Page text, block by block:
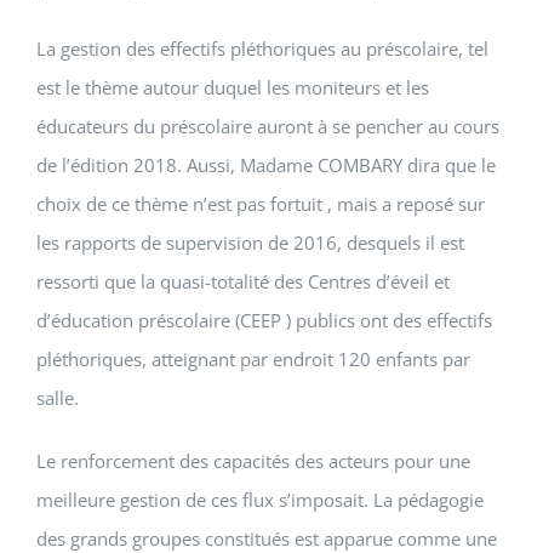
La gestion des effectifs pléthoriques au préscolaire, tel
est le thème autour duquel les moniteurs et les
éducateurs du préscolaire auront à se pencher au cours
de l’édition 2018. Aussi, Madame COMBARY dira que le
choix de ce thème n’est pas fortuit , mais a reposé sur
les rapports de supervision de 2016, desquels il est
ressorti que la quasi-totalité des Centres d’éveil et
d’éducation préscolaire (CEEP ) publics ont des effectifs
pléthoriques, atteignant par endroit 120 enfants par
salle.
Le renforcement des capacités des acteurs pour une
meilleure gestion de ces flux s’imposait. La pédagogie
des grands groupes constitués est apparue comme une